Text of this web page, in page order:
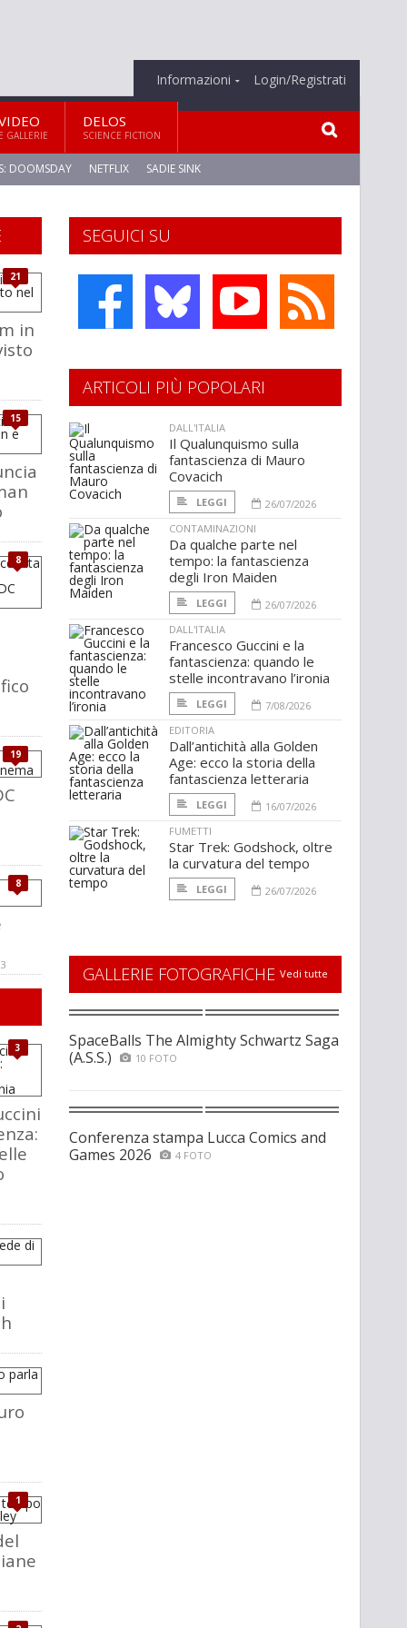
Informazioni Login/Registrati
E GALLERIE
DELOS
SCIENCE FICTION
DOOMSDAY NETFLIX SADIE SINK
SEGUICI SU
21
in
15
8
19
8
3
1
ARTICOLI PIÙ POPOLARI
DALL'ITALIA
Il Qualunquismo sulla
fantascienza di Mauro
Covacich
LEGGI
26/07/2026
CONTAMINAZIONI
Da qualche parte nel
tempo: la fantascienza
degli Iron Maiden
LEGGI
26/07/2026
DALL'ITALIA
Francesco Guccini e la
fantascienza: quando le
stelle incontravano l’ironia
LEGGI
7/08/2026
EDITORIA
Dall’antichità alla Golden
Age: ecco la storia della
fantascienza letteraria
LEGGI
16/07/2026
FUMETTI
Star Trek: Godshock, oltre
la curvatura del tempo
LEGGI 26/07/2026
GALLERIE FOTOGRAFICHE Vedi tutte
SpaceBalls The Almighty Schwartz Saga
(A.S.S.)
10 FOTO
Conferenza stampa Lucca Comics and
Games 2026
4 FOTO